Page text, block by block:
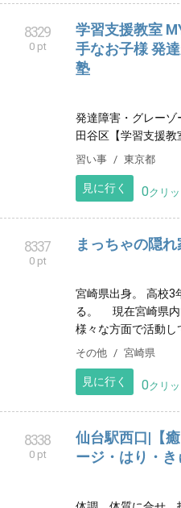
サービス 福島県
見に行く 0クリッ
高知県安芸郡東洋町
ショップです。
スポーツ
0クリ
8329
手なお子様 発
塾
発達障害・グレー
田谷区【学習支援教
習い事 東京都
見に行く 0クリ